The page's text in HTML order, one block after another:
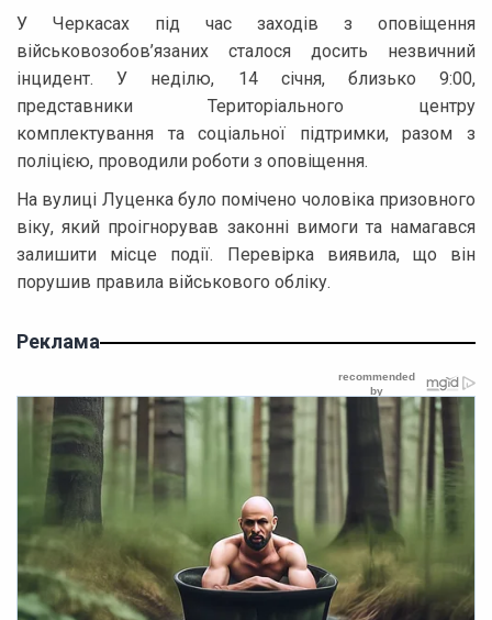
У Черкасах під час заходів з оповіщення
військовозобов’язаних сталося досить незвичний
інцидент. У неділю, 14 січня, близько 9:00,
представники Територіального центру
комплектування та соціальної підтримки, разом з
поліцією, проводили роботи з оповіщення.
На вулиці Луценка було помічено чоловіка призовного
віку, який проігнорував законні вимоги та намагався
залишити місце події. Перевірка виявила, що він
порушив правила військового обліку.
Реклама